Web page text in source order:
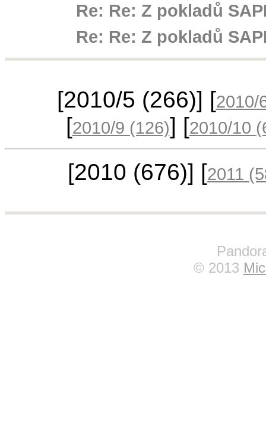
Re: Re: Z pokladů
Re: Re: Z pokladů
[2010/5 (266)] [
[2010/9 (126)] [2010/10
[2010 (676)] [2011
© 2013